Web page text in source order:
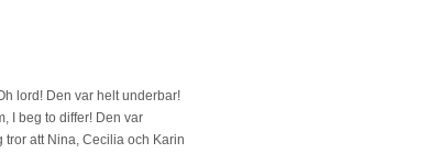
lord! Den var helt underbar!
I beg to differ! Den var
att Nina, Cecilia och Karin